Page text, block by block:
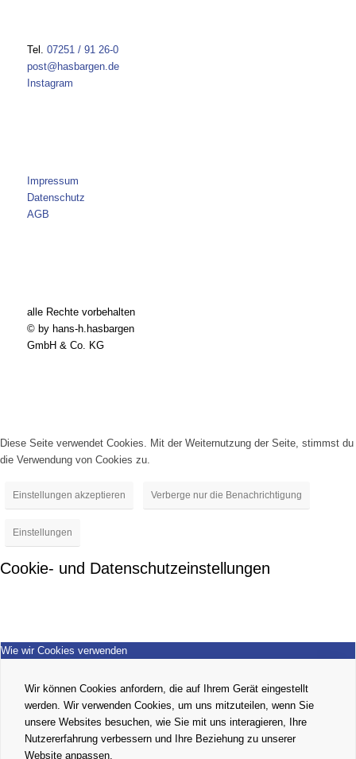
Tel. 07251 / 91 26-0
post@hasbargen.de
Instagram
Impressum
Datenschutz
AGB
alle Rechte vorbehalten
© by hans-h.hasbargen
GmbH & Co. KG
Diese Seite verwendet Cookies. Mit der Weiternutzung der Seite, stimmst du
die Verwendung von Cookies zu.
Einstellungen akzeptieren Verberge nur die Benachrichtigung
Einstellungen
Cookie- und Datenschutzeinstellungen
Wie wir Cookies verwenden
Wir können Cookies anfordern, die auf Ihrem Gerät eingestellt
werden. Wir verwenden Cookies, um uns mitzuteilen, wenn Sie
unsere Websites besuchen, wie Sie mit uns interagieren, Ihre
Nutzererfahrung verbessern und Ihre Beziehung zu unserer
Website anpassen.